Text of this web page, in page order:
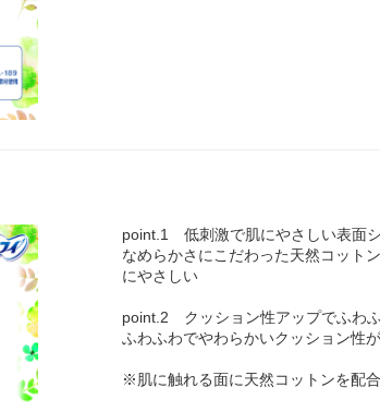
point.1 低刺激で肌にやさしい表面
なめらかさにこだわった天然コット
にやさしい
point.2 クッション性アップでふわふ
ふわふわでやわらかいクッション性
※肌に触れる面に天然コットンを配合